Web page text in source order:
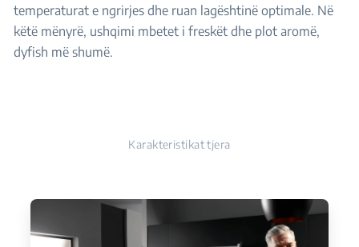
temperaturat e ngrirjes dhe ruan lagështinë optimale. Në
këtë mënyrë, ushqimi mbetet i freskët dhe plot aromë,
dyfish më shumë.
Karakteristikat tjera